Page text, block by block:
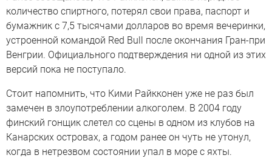
количество спиртного, потерял свои права, паспорт и
бумажник с 7,5 тысячами долларов во время вечеринки,
устроенной командой Red Bull после окончания Гран-при
Венгрии. Официального подтверждения ни одной из этих
версий пока не поступало.
Стоит напомнить, что Кими Райкконен уже не раз был
замечен в злоупотреблении алкоголем. В 2004 году
финский гонщик слетел со сцены в одном из клубов на
Канарских островах, а годом ранее он чуть не утонул,
когда в нетрезвом состоянии упал в море с яхты.